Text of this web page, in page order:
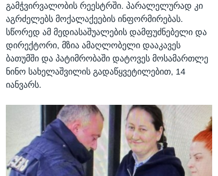
გამჭვირვალობის რეესტრში. პარალელურად კი
აგრძელებს მოქალაქეების ინფორმირებას.
სწორედ ამ მედიასაშუალების დამფუძნებელი და
დირექტორი, მზია ამაღლობელი დააკავეს
ბათუმში და პატიმრობაში დატოვეს მოსამართლე
ნინო სახელაშვილის გადაწყვეტილებით, 14
იანვარს.